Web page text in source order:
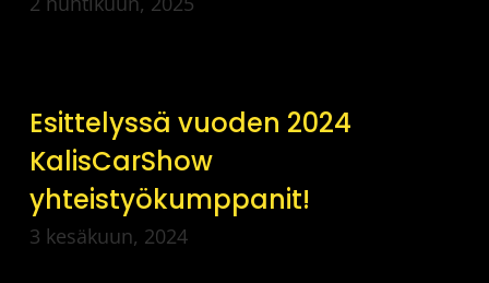
Esittelyssä vuoden 2024
KalisCarShow
yhteistyökumppanit!
3 kesäkuun, 2024